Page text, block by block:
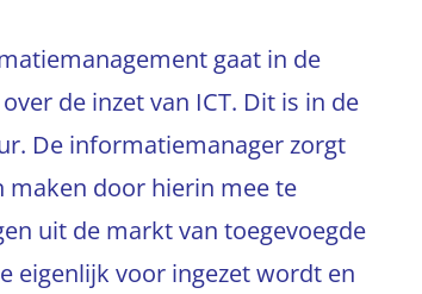
gaat in de
de inzet van ICT. Dit is in de
De informatiemanager zorgt
maken door hierin mee te
uit de markt van toegevoegde
eigenlijk voor ingezet wordt en